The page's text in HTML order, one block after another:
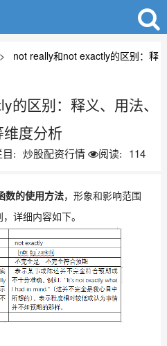
>
not really和not exactly的区别：释
区别：释义、用法、
度分析
目: 炒股配资行情 阅读: 114
数的使用方法，形象和影响范围
详细内容如下。